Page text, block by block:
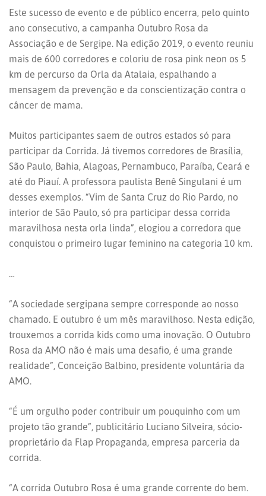
Este sucesso de evento e de público encerra, pelo quinto
ano consecutivo, a campanha Outubro Rosa da
Associação e de Sergipe. Na edição 2019, o evento reuniu
mais de 600 corredores e coloriu de rosa pink neon os 5
km de percurso da Orla da Atalaia, espalhando a
mensagem da prevenção e da conscientização contra o
câncer de mama.
Muitos participantes saem de outros estados só para
participar da Corrida. Já tivemos corredores de Brasília,
São Paulo, Bahia, Alagoas, Pernambuco, Paraíba, Ceará e
até do Piauí. A professora paulista Benê Singulani é um
desses exemplos. “Vim de Santa Cruz do Rio Pardo, no
interior de São Paulo, só pra participar dessa corrida
maravilhosa nesta orla linda”, elogiou a corredora que
conquistou o primeiro lugar feminino na categoria 10 km.
…
“A sociedade sergipana sempre corresponde ao nosso
chamado. E outubro é um mês maravilhoso. Nesta edição,
trouxemos a corrida kids como uma inovação. O Outubro
Rosa da AMO não é mais uma desafio, é uma grande
realidade”, Conceição Balbino, presidente voluntária da
AMO.
“É um orgulho poder contribuir um pouquinho com um
projeto tão grande”, publicitário Luciano Silveira, sócio-
proprietário da Flap Propaganda, empresa parceria da
corrida.
“A corrida Outubro Rosa é uma grande corrente do bem.